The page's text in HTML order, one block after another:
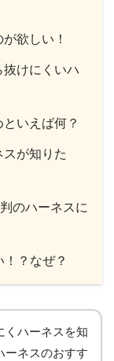
欲しい！
けにくいハ
いえば何？
が知りた
のハーネスに
？なぜ？
くハーネスを知
ーネスのおすす